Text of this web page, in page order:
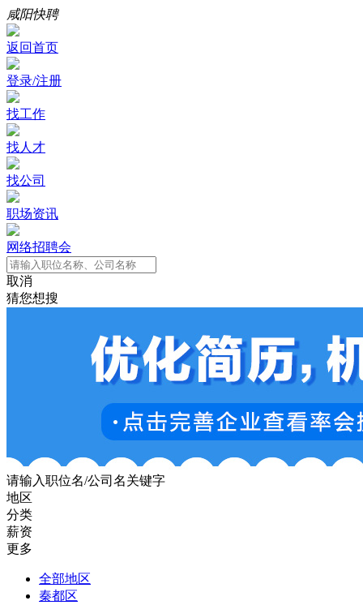
咸阳快聘
返回首页
登录/注册
找工作
找人才
找公司
职场资讯
网络招聘会
取消
猜您想搜
请输入职位名/公司名关键字
地区
分类
薪资
更多
全部地区
秦都区